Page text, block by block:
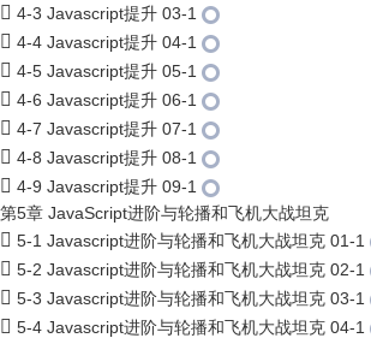
4-3 Javascript提升 03-1
4-4 Javascript提升 04-1
4-5 Javascript提升 05-1
4-6 Javascript提升 06-1
4-7 Javascript提升 07-1
4-8 Javascript提升 08-1
4-9 Javascript提升 09-1
第5章 JavaScript进阶与轮播和飞机大战坦克
5-1 Javascript进阶与轮播和飞机大战坦克 01-1
5-2 Javascript进阶与轮播和飞机大战坦克 02-1
5-3 Javascript进阶与轮播和飞机大战坦克 03-1
5-4 Javascript进阶与轮播和飞机大战坦克 04-1